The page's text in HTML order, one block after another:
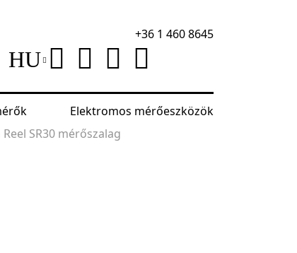
+36 1 460 8645
HU
Elektromos mérőeszközök
SR30 mérőszalag